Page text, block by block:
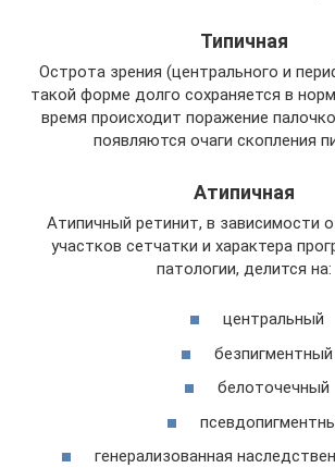
Типичная
Острота зрения (центрального и
такой форме долго сохраняется в
время происходит поражение
появляются очаги скопления
Атипичная
Атипичный ретинит, в зависимости
участков сетчатки и характера
патологии, делится на:
центральный
безпигментный
белоточечный
генерализованная